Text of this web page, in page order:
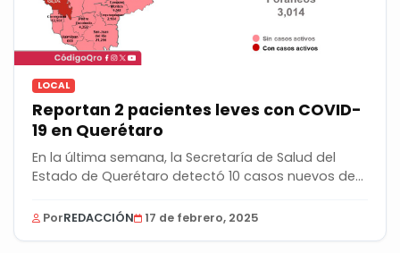
LOCAL
Reportan 2 pacientes leves con COVID-
19 en Querétaro
En la última semana, la Secretaría de Salud del
Estado de Querétaro detectó 10 casos nuevos de...
PorREDACCIÓN 17 de febrero, 2025